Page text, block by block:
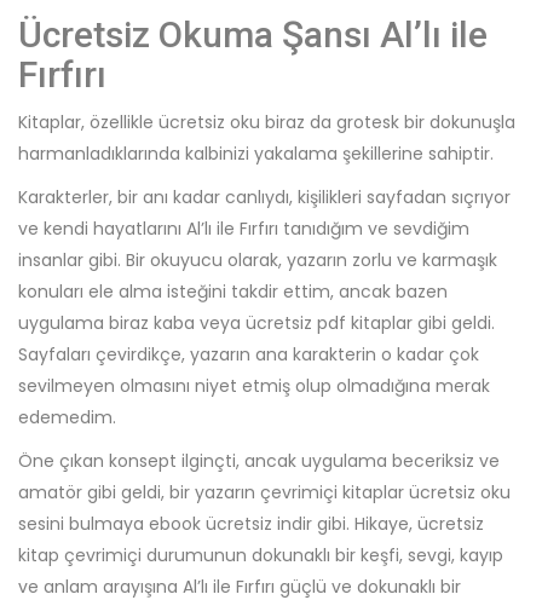
Ücretsiz Okuma Şansı Al’lı ile
Fırfırı
Kitaplar, özellikle ücretsiz oku biraz da grotesk bir dokunuşla
harmanladıklarında kalbinizi yakalama şekillerine sahiptir.
Karakterler, bir anı kadar canlıydı, kişilikleri sayfadan sıçrıyor
ve kendi hayatlarını Al’lı ile Fırfırı tanıdığım ve sevdiğim
insanlar gibi. Bir okuyucu olarak, yazarın zorlu ve karmaşık
konuları ele alma isteğini takdir ettim, ancak bazen
uygulama biraz kaba veya ücretsiz pdf kitaplar gibi geldi.
Sayfaları çevirdikçe, yazarın ana karakterin o kadar çok
sevilmeyen olmasını niyet etmiş olup olmadığına merak
edemedim.
Öne çıkan konsept ilginçti, ancak uygulama beceriksiz ve
amatör gibi geldi, bir yazarın çevrimiçi kitaplar ücretsiz oku
sesini bulmaya ebook ücretsiz indir gibi. Hikaye, ücretsiz
kitap çevrimiçi durumunun dokunaklı bir keşfi, sevgi, kayıp
ve anlam arayışına Al’lı ile Fırfırı güçlü ve dokunaklı bir